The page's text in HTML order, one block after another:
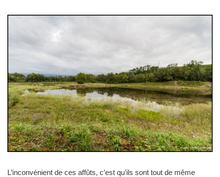
L’inconvénient de ces affûts, c’est qu’ils sont tout de même